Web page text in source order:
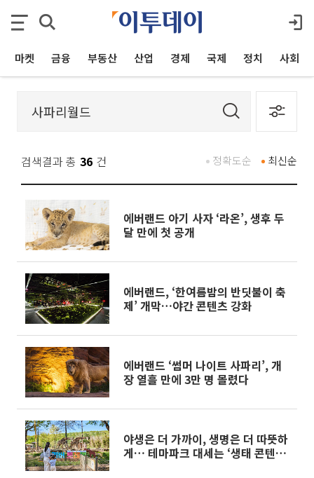
마켓 금융 부동산 산업 경제 국제 정치 사회
검색결과 총 36 건 최신순
정확도순
에버랜드 아기 사자 ‘라온’, 생후 두
달 만에 첫 공개
에버랜드, ‘한여름밤의 반딧불이 축
제’ 개막…야간 콘텐츠 강화
에버랜드 ‘썸머 나이트 사파리’, 개
장 열흘 만에 3만 명 몰렸다
야생은 더 가까이, 생명은 더 따뜻하
게… 테마파크 대세는 ‘생태 콘텐